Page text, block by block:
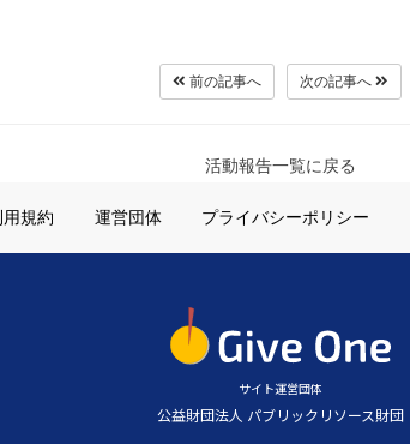
前の記事へ 次の記事へ
活動報告一覧に戻る
用規約 運営団体 プライバシーポリシー
サイト運営団体
公益財団法人 パブリックリソース財団